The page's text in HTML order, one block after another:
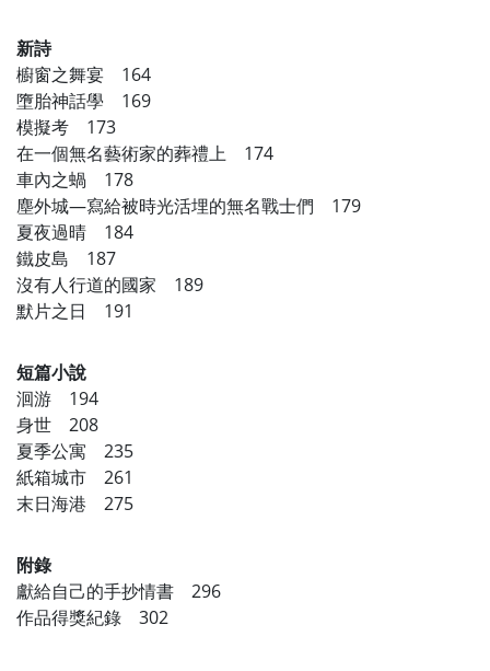
新詩
櫥窗之舞宴 164
墮胎神話學 169
模擬考 173
在一個無名藝術家的葬禮上 174
車內之蝸 178
塵外城―寫給被時光活埋的無名戰士們 179
夏夜過晴 184
鐵皮島 187
沒有人行道的國家 189
默片之日 191
短篇小說
洄游 194
身世 208
夏季公寓 235
紙箱城市 261
末日海港 275
附錄
獻給自己的手抄情書 296
作品得獎紀錄 302